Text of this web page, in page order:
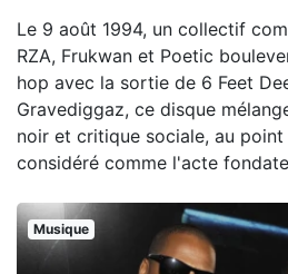
Le 9 août 1994, un collectif
RZA, Frukwan et Poetic
hop avec la sortie de 6 Feet
Gravediggaz, ce disque
noir et critique sociale, au
considéré comme l'acte
Musique